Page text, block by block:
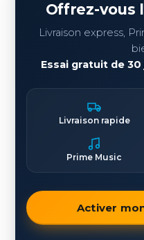
Offrez-vous
Livraison express,
Essai gratuit de
Livraison rapide
Prime Music
Activer